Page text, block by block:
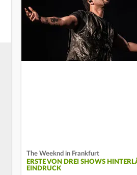
The Weeknd in Frankfurt
ERSTE VON DREI SHOWS
EINDRUCK